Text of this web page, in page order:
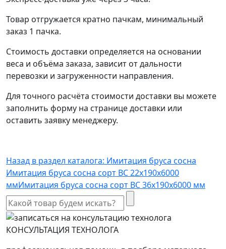
Товар отгружается кратно пачкам, минимальный
заказ 1 пачка.
Стоимость доставки определяется на основании
веса и объёма заказа, зависит от дальности
перевозки и загруженности направления.
Для точного расчёта стоимости доставки вы можете
заполнить форму на странице доставки или
оставить заявку менеджеру.
Назад в раздел каталога: Имитация бруса сосна
Имитация бруса сосна сорт ВС 22х190х6000
ммИмитация бруса сосна сорт ВС 36х190х6000 мм
КОНСУЛЬТАЦИЯ ТЕХНОЛОГА